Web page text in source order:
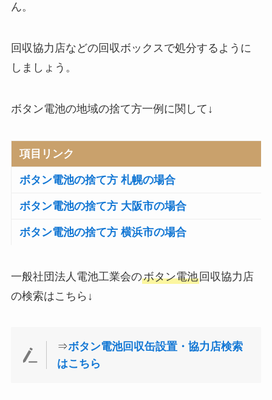
ん。
回収協力店などの回収ボックスで処分するように
しましょう。
ボタン電池の地域の捨て方一例に関して↓
項目リンク
ボタン電池の捨て方 札幌の場合
ボタン電池の捨て方 大阪市の場合
ボタン電池の捨て方 横浜市の場合
一般社団法人電池工業会のボタン電池回収協力店
の検索はこちら↓
⇒ボタン電池回収缶設置・協力店検索
はこちら